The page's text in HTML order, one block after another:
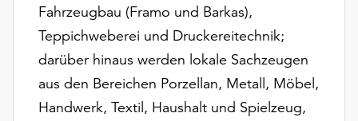
Einverständnis
weiterhin
ausgeführt.
Möchten
Fahrzeugbau (Framo und Barkas),
Teppichweberei und Druckereitechnik;
darüber hinaus werden lokale Sachzeugen
aus den Bereichen Porzellan, Metall, Möbel,
Handwerk, Textil, Haushalt und Spielzeug,